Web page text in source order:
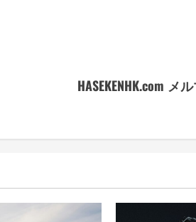
HASEKENHK.com メ